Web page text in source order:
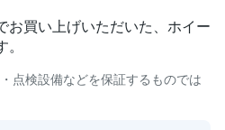
お買い上げいただいた、ホイー
点検設備などを保証するものでは